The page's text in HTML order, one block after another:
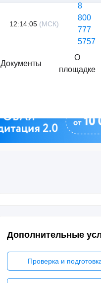
12:14:05 (МСК)
8
800
777
5757
Документы
О
площадке
Дополнительные
Проверка и